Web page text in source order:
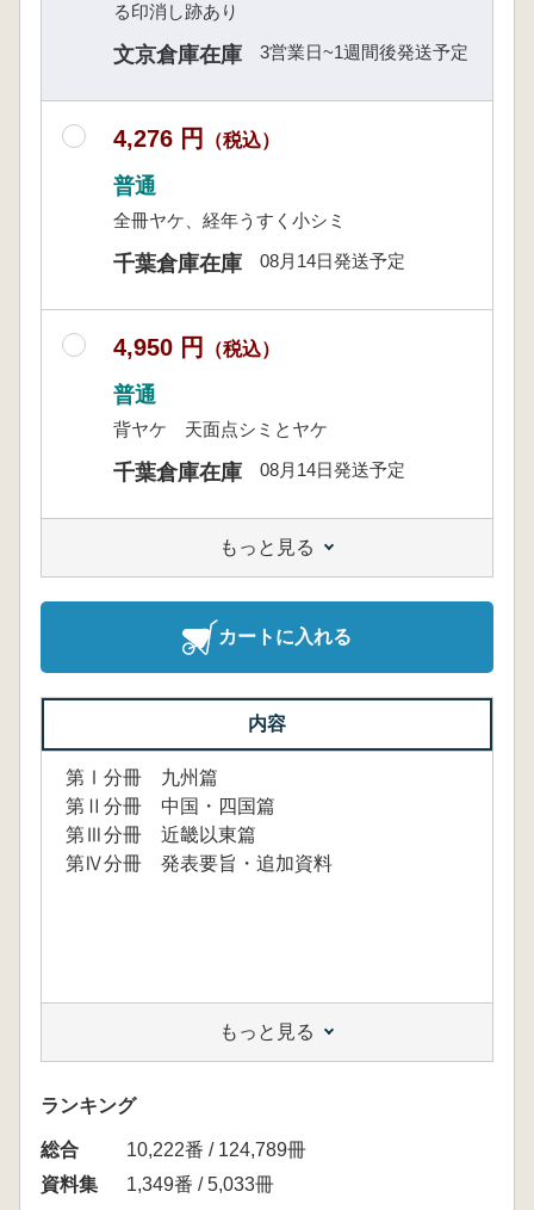
る印消し跡あり
文京倉庫在庫 3営業日~1週間後発送予定
4,276 円 （税込）
普通
全冊ヤケ、経年うすく小シミ
千葉倉庫在庫 08月14日発送予定
4,950 円 （税込）
普通
背ヤケ 天面点シミとヤケ
千葉倉庫在庫 08月14日発送予定
もっと見る
カートに入れる
内容
第Ⅰ分冊 九州篇
第Ⅱ分冊 中国・四国篇
第Ⅲ分冊 近畿以東篇
第Ⅳ分冊 発表要旨・追加資料
もっと見る
ランキング
総合
10,222番 / 124,789冊
資料集
1,349番 / 5,033冊